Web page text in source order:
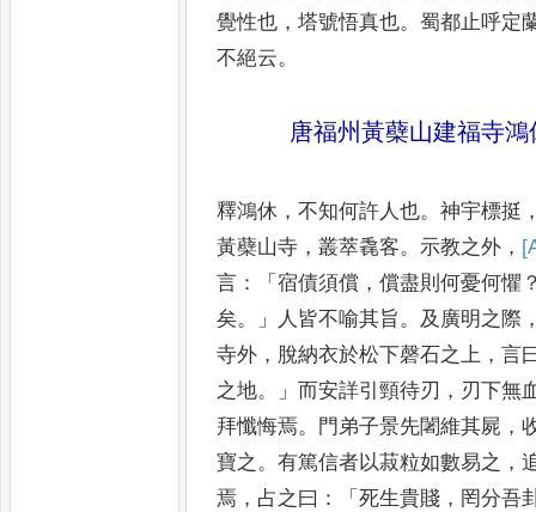
覺性也 ，塔號悟真也。蜀都止呼定
不絕云。
唐福州黃蘗山建福寺鴻
釋鴻休 ，不知何許人也。神宇標挺
黃蘗山寺 ，叢萃毳客。 示教之外 ，
言 ：「宿債須償 ，償盡則何憂何懼
矣。」 人皆不喻其旨 。 及廣明之際
寺外 ， 脫納衣於松下磬石之 上 ，言
之地。」而安詳引頸待刃 ， 刃下無
拜懺悔焉。 門弟子景先闍維其屍 ，
寶之 。有篤信者以菽粒如數易之 ，
焉 ， 占之曰 ：「死生貴賤 ， 罔分吾